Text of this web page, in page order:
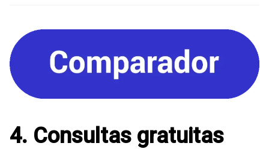
4. Consultas gratuitas